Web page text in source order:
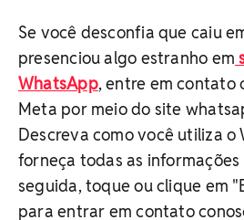
Se você desconfia que caiu
presenciou algo estranho em
WhatsApp, entre em contato
Meta por meio do site
Descreva como você utiliza o
forneça todas as informações
seguida, toque ou clique em
para entrar em contato